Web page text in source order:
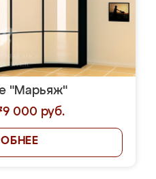
"Марьяж"
000 руб.